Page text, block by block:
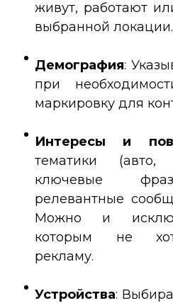
живут, работают
выбранной локации.
Демография:
при
маркировку для
Интересы и
тематики (авто,
ключевые
релевантные
Можно и
которым не
рекламу.
Устройства: